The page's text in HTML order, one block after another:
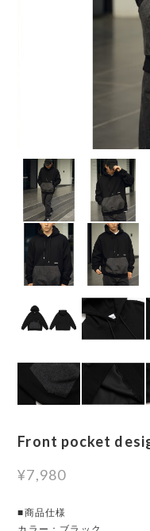
Front pocket
¥7,980
■商品仕様